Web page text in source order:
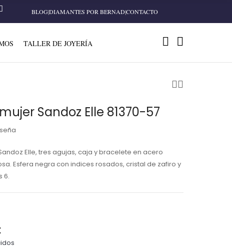
BLOG|DIAMANTES POR BERNAD|CONTACTO
TALLER DE JOYERÍA
Sandoz Elle 81370-57
Elle, tres agujas, caja y bracelete en acero
Esfera negra con indices rosados, cristal de zafiro y
6.